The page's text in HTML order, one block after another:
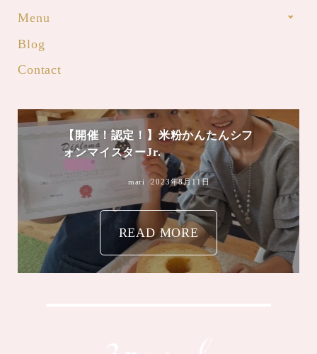
Menu
Blog
Contact
【開催！認定！】米粉かんたんシフ
ォンマイスターJr.
mari 2023年8月11日
READ MORE